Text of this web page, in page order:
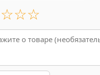
☆☆☆